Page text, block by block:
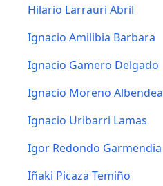
Hilario Larrauri Abril
Ignacio Amilibia Barbara
Ignacio Gamero Delgado
Ignacio Moreno Albendea
Ignacio Uribarri Lamas
Igor Redondo Garmendia
Iñaki Picaza Temiño